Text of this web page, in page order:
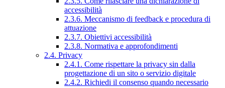
accessibilità
2.3.6. Meccanismo di feedback e procedura di
attuazione
2.3.7. Obiettivi accessibilità
2.3.8. Normativa e approfondimenti
2.4. Privacy
2.4.1. Come rispettare la privacy sin dalla
progettazione di un sito o servizio digitale
2.4.2. Richiedi il consenso quando necessario